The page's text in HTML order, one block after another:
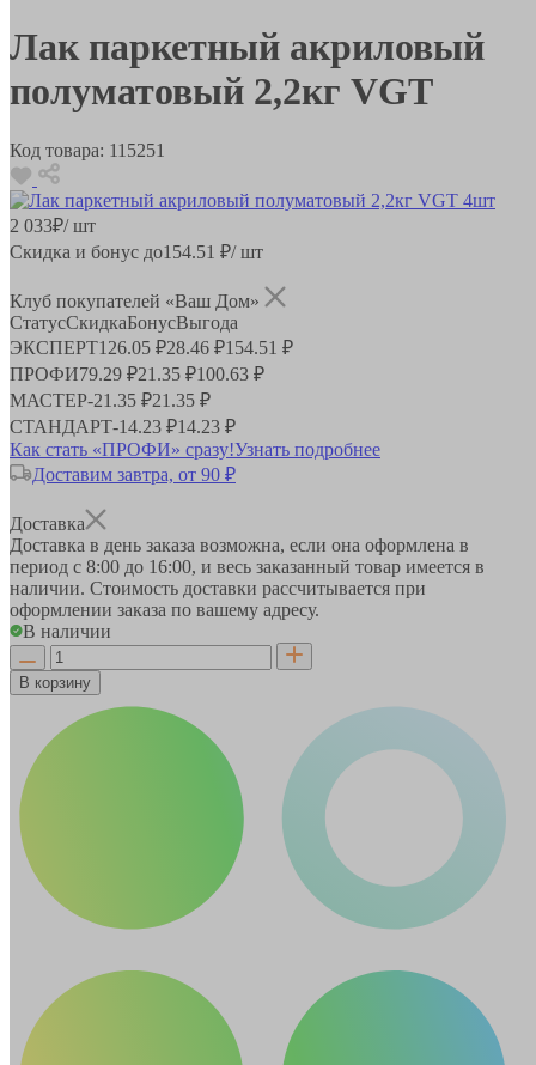
Лак паркетный акриловый
полуматовый 2,2кг VGT
Код товара: 115251
2 033₽/ шт
Скидка и бонус до154.51 ₽/ шт
Клуб покупателей «Ваш Дом»
СтатусСкидкаБонусВыгода
ЭКСПЕРТ126.05 ₽28.46 ₽154.51 ₽
ПРОФИ79.29 ₽21.35 ₽100.63 ₽
МАСТЕР-21.35 ₽21.35 ₽
СТАНДАРТ-14.23 ₽14.23 ₽
Как стать «ПРОФИ» сразу!Узнать подробнее
Доставим завтра, от 90 ₽
Доставка
Доставка в день заказа возможна, если она оформлена в
период с 8:00 до 16:00, и весь заказанный товар имеется в
наличии. Стоимость доставки рассчитывается при
оформлении заказа по вашему адресу.
В наличии
В корзину